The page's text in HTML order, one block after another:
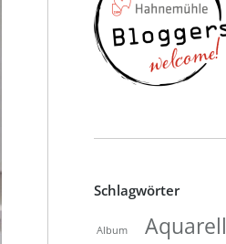
Schlagwörter
Album Aquarell